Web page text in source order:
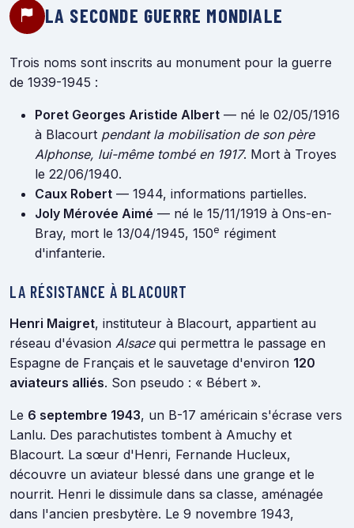
LA SECONDE GUERRE MONDIALE
Trois noms sont inscrits au monument pour la guerre
de 1939-1945 :
Poret Georges Aristide Albert — né le 02/05/1916
à Blacourt pendant la mobilisation de son père
Alphonse, lui-même tombé en 1917. Mort à Troyes
le 22/06/1940.
Caux Robert — 1944, informations partielles.
Joly Mérovée Aimé — né le 15/11/1919 à Ons-en-
Bray, mort le 13/04/1945, 150e régiment
d'infanterie.
LA RÉSISTANCE À BLACOURT
Henri Maigret, instituteur à Blacourt, appartient au
réseau d'évasion Alsacequi permettra le passage en
Espagne de Français et le sauvetage d'environ 120
aviateurs alliés. Son pseudo : « Bébert ».
Le 6 septembre 1943, un B-17 américain s'écrase vers
Lanlu. Des parachutistes tombent à Amuchy et
Blacourt. La sœur d'Henri, Fernande Hucleux,
découvre un aviateur blessé dans une grange et le
nourrit. Henri le dissimule dans sa classe, aménagée
dans l'ancien presbytère. Le 9 novembre 1943,